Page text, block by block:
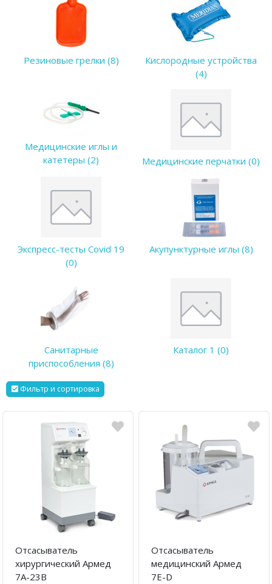
Резиновые грелки (8)
Кислородные устройства
(4)
Медицинские иглы и
катетеры (2)
Медицинские перчатки (0)
Экспресс-тесты Covid 19
(0)
Акупунктурные иглы (8)
Санитарные
приспособления (8)
Каталог 1 (0)
Фильтр и сортировка
Отсасыватель
хирургический Армед
7A-23B
Отсасыватель
медицинский Армед
7E-D